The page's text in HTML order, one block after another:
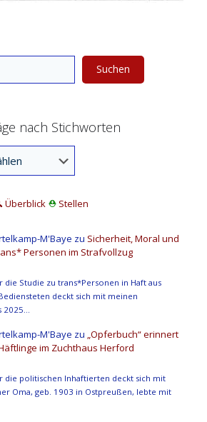
Suchen
nach Stichworten
Überblick ⛑ Stellen
M'Baye zu Sicherheit, Moral und
Personen im Strafvollzug
die Studie zu trans*Personen in Haft aus
deckt sich mit meinen
M'Baye zu „Opferbuch“ erinnert
im Zuchthaus Herford
die politischen Inhaftierten deckt sich mit
Oma, geb. 1903 in Ostpreußen, lebte mit